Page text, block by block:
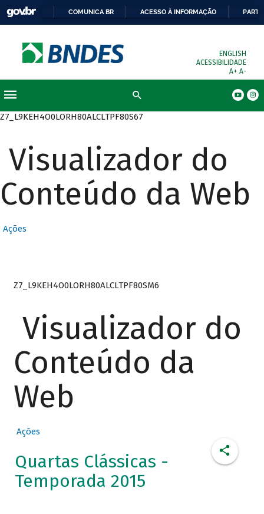
COMUNICA BR ACESSO À INFORMAÇÃO
ENGLISH
ACESSIBILIDADE
A+ A-
Z7_L9KEH4O0LORH80ALCLTPF80S67
Visualizador do
Conteúdo da Web
Ações
Z7_L9KEH4O0LORH80ALCLTPF80SM6
Visualizador do
Conteúdo da
Web
Ações
Quartas Clássicas -
Temporada 2015